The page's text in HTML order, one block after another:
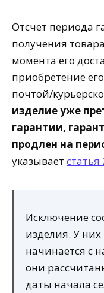
Отсчет периода
получения
момента его
приобретение
почтой/
изделие уже
гарантии,
продлен на
указывает статья
Исключение
изделия. У
начинается с
они
даты начала